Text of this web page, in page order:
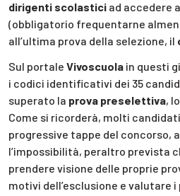
dirigenti scolastici ad accedere
(obbligatorio frequentarne
all’ultima prova della selezione, il
Sul portale Vivoscuola in questi
i codici identificativi dei 35
superato la prova preselettiva,
Come si ricorderà, molti
progressive tappe del concorso,
l’impossibilità, peraltro prevista
prendere visione delle proprie
motivi dell’esclusione e valutare